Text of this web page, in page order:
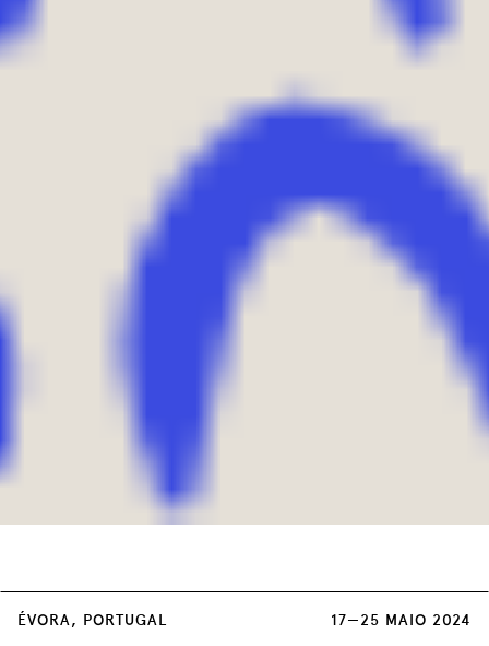
ÉVORA, PORTUGAL 17—25 MAIO 2024
custo único de 3 euros, à venda em: